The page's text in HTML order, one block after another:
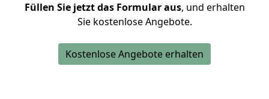
Füllen Sie jetzt das Formular aus, und erhalten
Sie kostenlose Angebote.
Kostenlose Angebote erhalten